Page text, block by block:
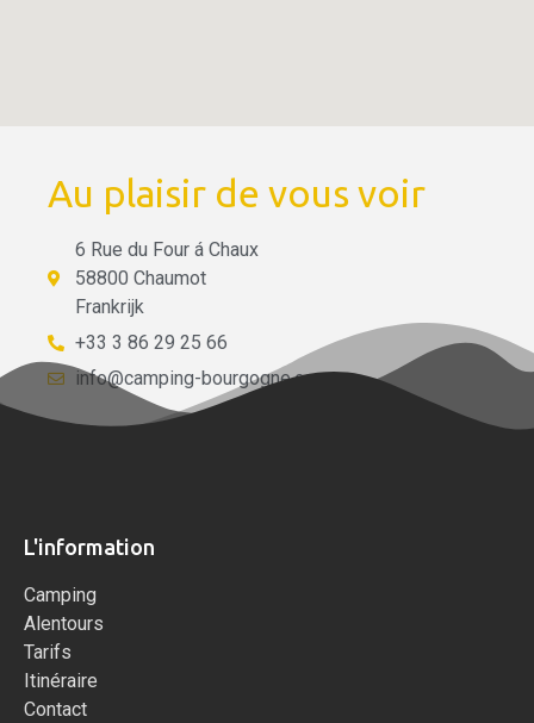
Au plaisir de vous voir
6 Rue du Four á Chaux
58800 Chaumot
Frankrijk
+33 3 86 29 25 66
info@camping-bourgogne.com
L'information
Camping
Alentours
Tarifs
Itinéraire
Contact